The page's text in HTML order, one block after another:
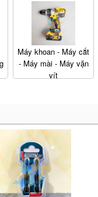
Máy khoan - Máy cắt
- Máy mài - Máy vặn
vít